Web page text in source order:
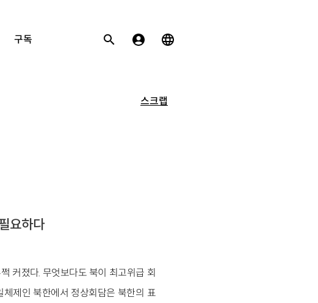
구독
스크랩
요하다
커졌다. 무엇보다도 북이 최고위급 회
제인 북한에서 정상회담은 북한의 표